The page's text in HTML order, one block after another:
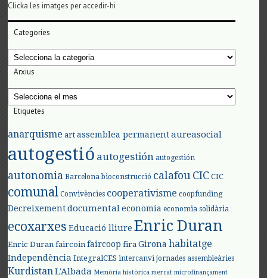
Clicka les imatges per accedir-hi
Categories
Categories
Arxius
Arxius
Etiquetes
anarquisme art assemblea permanent aureasocial
autogestió autogestión autogestión
autonomia Barcelona bioconstrucció calafouCIC CIC
comunal Convivències cooperativisme coopfunding
Decreixement documental economia economia solidària
ecoxarxes Educació lliure Enric Duran
Enric Duran faircoin faircoop fira Girona habitatge
Independència IntegralCES intercanvi jornades assembleàries
KurdistanL'Albada Memòria històrica mercat microfinançament